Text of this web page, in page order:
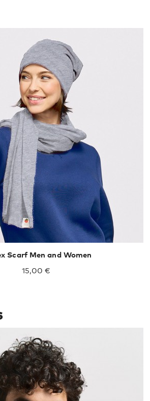
Scarf Men and Women
15,00 €